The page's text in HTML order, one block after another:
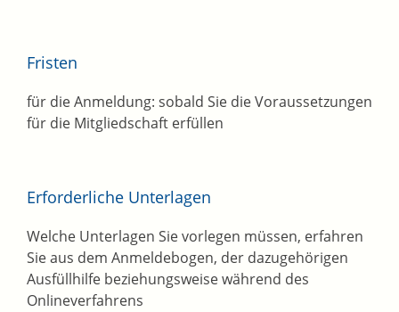
Fristen
für die Anmeldung: sobald Sie die Voraussetzungen
für die Mitgliedschaft erfüllen
Erforderliche Unterlagen
Welche Unterlagen Sie vorlegen müssen, erfahren
Sie aus dem Anmeldebogen, der dazugehörigen
Ausfüllhilfe beziehungsweise während des
Onlineverfahrens